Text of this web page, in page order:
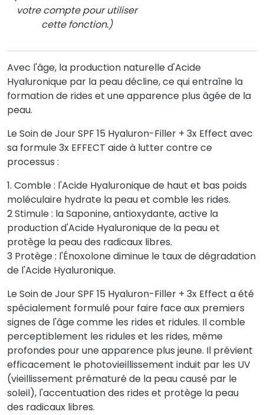
votre compte pour utiliser
cette fonction.)
Avec l'âge, la production naturelle d'Acide
Hyaluronique par la peau décline, ce qui entraîne la
formation de rides et une apparence plus âgée de la
peau.
Le Soin de Jour SPF 15 Hyaluron-Filler + 3x Effect avec
sa formule 3x EFFECT aide à lutter contre ce
processus :
1. Comble : l'Acide Hyaluronique de haut et bas poids
moléculaire hydrate la peau et comble les rides.
2 Stimule : la Saponine, antioxydante, active la
production d'Acide Hyaluronique de la peau et
protège la peau des radicaux libres.
3 Protège : l'Énoxolone diminue le taux de dégradation
de l'Acide Hyaluronique.
Le Soin de Jour SPF 15 Hyaluron-Filler + 3x Effect a été
spécialement formulé pour faire face aux premiers
signes de l'âge comme les rides et ridules. Il comble
perceptiblement les ridules et les rides, même
profondes pour une apparence plus jeune. Il prévient
efficacement le photovieillissement induit par les UV
(vieillissement prématuré de la peau causé par le
soleil), l'accentuation des rides et protège la peau
des radicaux libres.